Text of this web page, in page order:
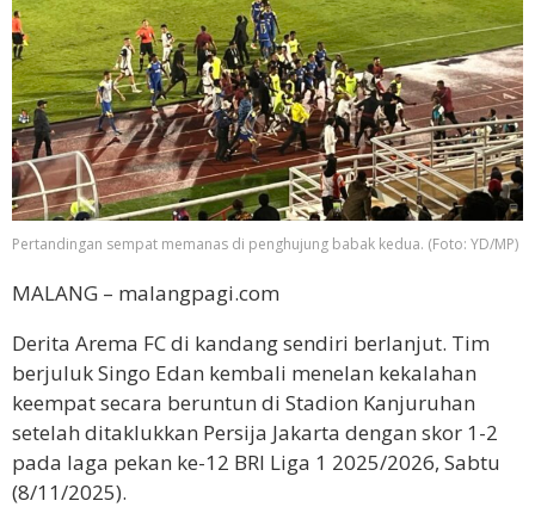
Pertandingan sempat memanas di penghujung babak kedua. (Foto: YD/MP)
MALANG – malangpagi.com
Derita Arema FC di kandang sendiri berlanjut. Tim
berjuluk Singo Edan kembali menelan kekalahan
keempat secara beruntun di Stadion Kanjuruhan
setelah ditaklukkan Persija Jakarta dengan skor 1-2
pada laga pekan ke-12 BRI Liga 1 2025/2026, Sabtu
(8/11/2025).